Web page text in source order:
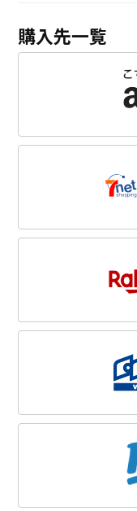
購入先一覧